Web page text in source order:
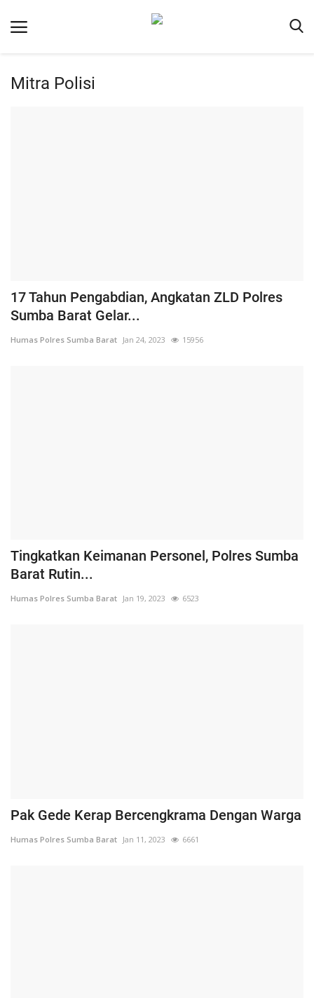
Polsek Jajaran
Mitra Polisi
17 Tahun Pengabdian, Angkatan ZLD Polres
Sumba Barat Gelar...
Humas Polres Sumba Barat Jan 24, 2023 15956
Tingkatkan Keimanan Personel, Polres Sumba
Barat Rutin...
Humas Polres Sumba Barat Jan 19, 2023 6523
Pak Gede Kerap Bercengkrama Dengan Warga
Humas Polres Sumba Barat Jan 11, 2023 6661